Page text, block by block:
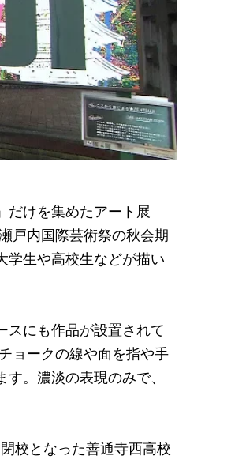
だけを集めたアート展
戸内国際芸術祭の秋会期
学生や高校生などが描い
にも作品が設置されて
ョークの線や面を指や手
。濃淡の表現のみで、
校となった善通寺西高校